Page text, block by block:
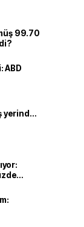
99.70
ABD
yerinde